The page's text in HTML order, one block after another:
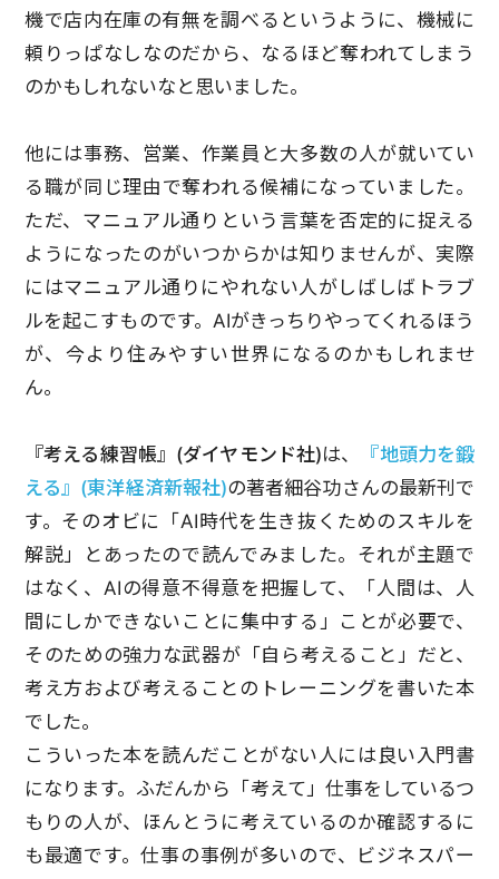
機で店内在庫の有無を調べるというように、機械に
頼りっぱなしなのだから、なるほど奪われてしまう
のかもしれないなと思いました。
他には事務、営業、作業員と大多数の人が就いてい
る職が同じ理由で奪われる候補になっていました。
ただ、マニュアル通りという言葉を否定的に捉える
ようになったのがいつからかは知りませんが、実際
にはマニュアル通りにやれない人がしばしばトラブ
ルを起こすものです。AIがきっちりやってくれるほう
が、今より住みやすい世界になるのかもしれませ
ん。
『考える練習帳』(ダイヤモンド社)は、
『地頭力を鍛
える』(東洋経済新報社)の著者細谷功さんの最新刊で
す。そのオビに「AI時代を生き抜くためのスキルを
解説」とあったので読んでみました。それが主題で
はなく、AIの得意不得意を把握して、「人間は、人
間にしかできないことに集中する」ことが必要で、
そのための強力な武器が「自ら考えること」だと、
考え方および考えることのトレーニングを書いた本
でした。
こういった本を読んだことがない人には良い入門書
になります。ふだんから「考えて」仕事をしているつ
もりの人が、ほんとうに考えているのか確認するに
も最適です。仕事の事例が多いので、ビジネスパー